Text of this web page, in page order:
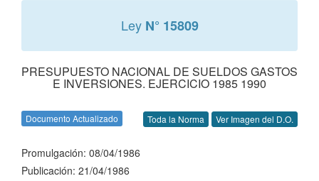
Ley N° 15809
PRESUPUESTO NACIONAL DE SUELDOS GASTOS
E INVERSIONES. EJERCICIO 1985 1990
Documento Actualizado Toda la Norma Ver Imagen del D.O.
Promulgación: 08/04/1986
Publicación: 21/04/1986